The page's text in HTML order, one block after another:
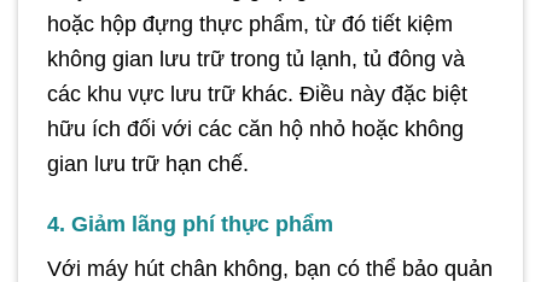
hoặc hộp đựng thực phẩm, từ đó tiết kiệm
không gian lưu trữ trong tủ lạnh, tủ đông và
các khu vực lưu trữ khác. Điều này đặc biệt
hữu ích đối với các căn hộ nhỏ hoặc không
gian lưu trữ hạn chế.
4. Giảm lãng phí thực phẩm
Với máy hút chân không, bạn có thể bảo quản